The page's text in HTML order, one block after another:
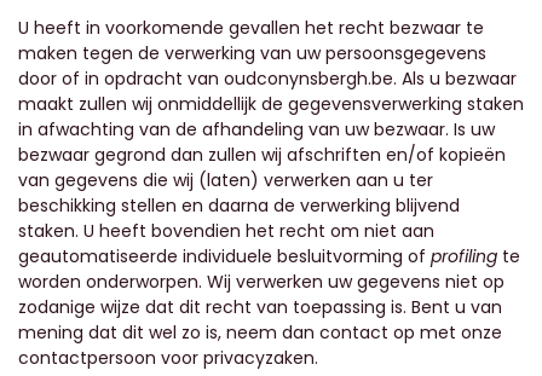
U heeft in voorkomende gevallen het recht bezwaar te
maken tegen de verwerking van uw persoonsgegevens
door of in opdracht van oudconynsbergh.be. Als u bezwaar
maakt zullen wij onmiddellijk de gegevensverwerking staken
in afwachting van de afhandeling van uw bezwaar. Is uw
bezwaar gegrond dan zullen wij afschriften en/of kopieën
van gegevens die wij (laten) verwerken aan u ter
beschikking stellen en daarna de verwerking blijvend
staken. U heeft bovendien het recht om niet aan
geautomatiseerde individuele besluitvorming of profiling te
worden onderworpen. Wij verwerken uw gegevens niet op
zodanige wijze dat dit recht van toepassing is. Bent u van
mening dat dit wel zo is, neem dan contact op met onze
contactpersoon voor privacyzaken.